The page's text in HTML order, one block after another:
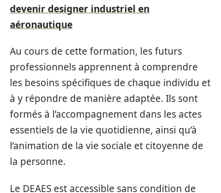
devenir designer industriel en
aéronautique
Au cours de cette formation, les futurs
professionnels apprennent à comprendre
les besoins spécifiques de chaque individu et
à y répondre de manière adaptée. Ils sont
formés à l’accompagnement dans les actes
essentiels de la vie quotidienne, ainsi qu’à
l’animation de la vie sociale et citoyenne de
la personne.
Le DEAES est accessible sans condition de